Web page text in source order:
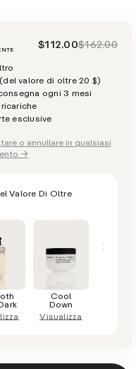
$112.00$162.00
valore di oltre 20 $)
ogni 3 mesi
esclusive
o annullare in qualsiasi
→
Valore Di Oltre
Cool
Down
Visualizza